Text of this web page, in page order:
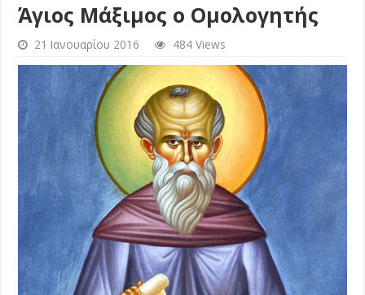
Άγιος Μάξιμος ο Ομολογητής
21 Ιανουαρίου 2016 484 Views